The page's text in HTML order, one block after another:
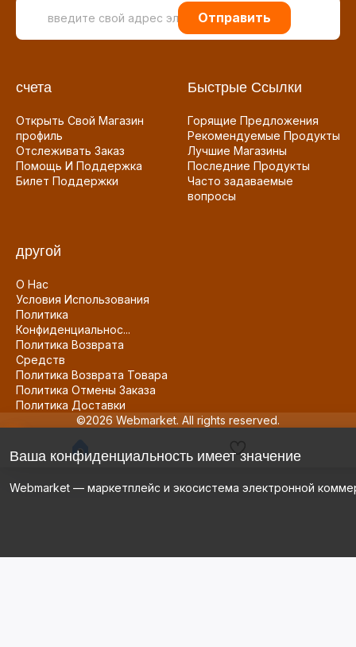
Отправить
счета
Открыть Свой Магазин
профиль
Отслеживать Заказ
Помощь И Поддержка
Билет Поддержки
Быстрые Ссылки
Горящие Предложения
Рекомендуемые Продукты
Лучшие Магазины
Последние Продукты
Часто задаваемые
вопросы
другой
О Нас
Условия Использования
Политика
Конфиденциальнос...
Политика Возврата
Средств
Политика Возврата Товара
Политика Отмены Заказа
Политика Доставки
©2026 Webmarket. All rights reserved.
Ваша конфиденциальность имеет значение
Webmarket — маркетплейс и экосистема электронной